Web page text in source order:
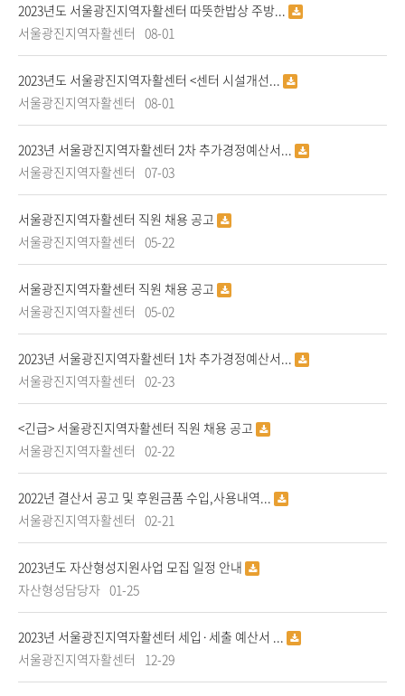
2023년도 서울광진지역자활센터 따뜻한밥상 주방...
서울광진지역자활센터 08-01
2023년도 서울광진지역자활센터 <센터 시설개선...
서울광진지역자활센터 08-01
2023년 서울광진지역자활센터 2차 추가경정예산서...
서울광진지역자활센터 07-03
서울광진지역자활센터 직원 채용 공고
서울광진지역자활센터 05-22
서울광진지역자활센터 직원 채용 공고
서울광진지역자활센터 05-02
2023년 서울광진지역자활센터 1차 추가경정예산서...
서울광진지역자활센터 02-23
<긴급> 서울광진지역자활센터 직원 채용 공고
서울광진지역자활센터 02-22
2022년 결산서 공고 및 후원금품 수입,사용내역...
서울광진지역자활센터 02-21
2023년도 자산형성지원사업 모집 일정 안내
자산형성담당자 01-25
2023년 서울광진지역자활센터 세입·세출 예산서 ...
서울광진지역자활센터
12-29